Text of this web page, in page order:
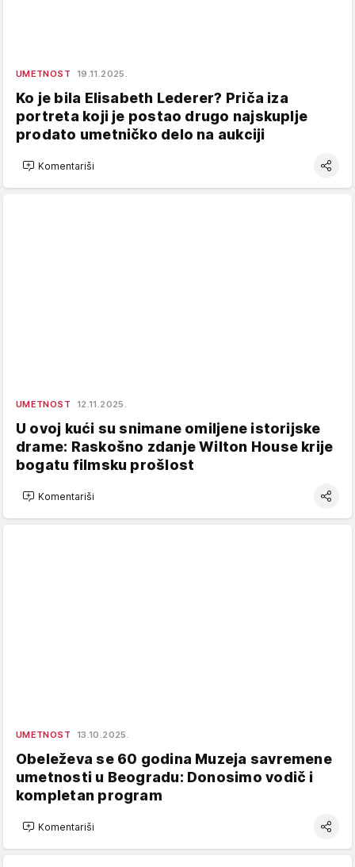
UMETNOST 19.11.2025.
Ko je bila Elisabeth Lederer? Priča iza
portreta koji je postao drugo najskuplje
prodato umetničko delo na aukciji
Komentariši
UMETNOST 12.11.2025.
U ovoj kući su snimane omiljene istorijske
drame: Raskošno zdanje Wilton House krije
bogatu filmsku prošlost
Komentariši
UMETNOST 13.10.2025.
Obeleževa se 60 godina Muzeja savremene
umetnosti u Beogradu: Donosimo vodič i
kompletan program
Komentariši